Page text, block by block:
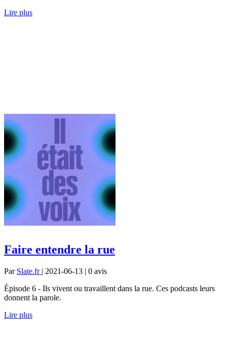
Lire plus
Faire entendre la rue
Par Slate.fr | 2021-06-13 | 0 avis
Épisode 6 - Ils vivent ou travaillent dans la rue. Ces podcasts leurs
donnent la parole.
Lire plus